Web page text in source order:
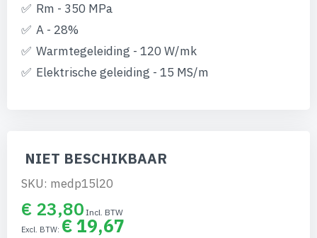
Rm - 350 MPa
A - 28%
Warmtegeleiding - 120 W/mk
Elektrische geleiding - 15 MS/m
NIET BESCHIKBAAR
SKU: medp15l20
€ 23,80
€ 19,67